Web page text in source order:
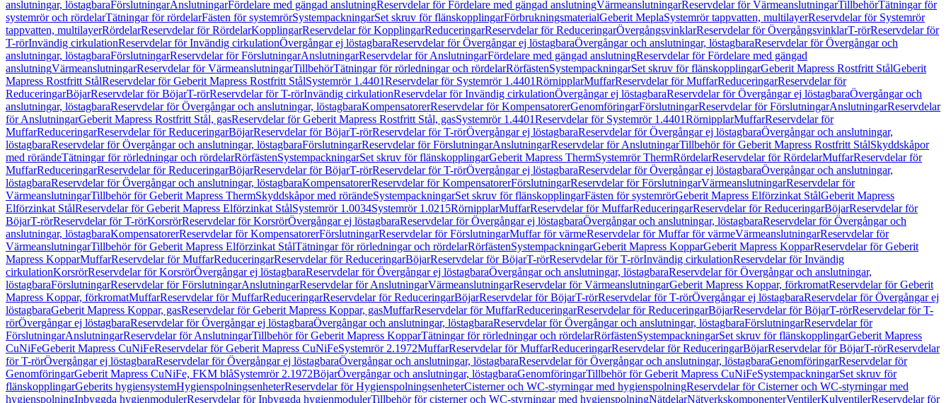
anslutningar, löstagbaraFörslutningarAnslutningarFördelare med gängad anslutningReservdelar för Fördelare med gängad anslutningVärmeanslutningarReservdelar för VärmeanslutningarTillbehörTätningar för
systemrör och rördelarTätningar för rördelarFästen för systemrörSystempackningarSet skruv för flänskopplingarFörbrukningsmaterialGeberit MeplaSystemrör tappvatten, multilayerReservdelar för Systemrör
tappvatten, multilayerRördelarReservdelar för RördelarKopplingarReservdelar för KopplingarReduceringarReservdelar för ReduceringarÖvergångsvinklarReservdelar för ÖvergångsvinklarT-rörReservdelar för
T-rörInvändig cirkulationReservdelar för Invändig cirkulationÖvergångar ej löstagbaraReservdelar för Övergångar ej löstagbaraÖvergångar och anslutningar, löstagbaraReservdelar för Övergångar och
anslutningar, löstagbaraFörslutningarReservdelar för FörslutningarAnslutningarReservdelar för AnslutningarFördelare med gängad anslutningReservdelar för Fördelare med gängad
anslutningVärmeanslutningarReservdelar för VärmeanslutningarTillbehörTätningar för rörledningar och rördelarRörfästenSystempackningarSet skruv för flänskopplingarGeberit Mapress Rostfritt StålGeberit
Mapress Rostfritt StålReservdelar för Geberit Mapress Rostfritt StålSystemrör 1.4401Reservdelar för Systemrör 1.4401RörnipplarMuffarReservdelar för MuffarReduceringarReservdelar för
ReduceringarBöjarReservdelar för BöjarT-rörReservdelar för T-rörInvändig cirkulationReservdelar för Invändig cirkulationÖvergångar ej löstagbaraReservdelar för Övergångar ej löstagbaraÖvergångar och
anslutningar, löstagbaraReservdelar för Övergångar och anslutningar, löstagbaraKompensatorerReservdelar för KompensatorerGenomföringarFörslutningarReservdelar för FörslutningarAnslutningarReservdelar
för AnslutningarGeberit Mapress Rostfritt Stål, gasReservdelar för Geberit Mapress Rostfritt Stål, gasSystemrör 1.4401Reservdelar för Systemrör 1.4401RörnipplarMuffarReservdelar för
MuffarReduceringarReservdelar för ReduceringarBöjarReservdelar för BöjarT-rörReservdelar för T-rörÖvergångar ej löstagbaraReservdelar för Övergångar ej löstagbaraÖvergångar och anslutningar,
löstagbaraReservdelar för Övergångar och anslutningar, löstagbaraFörslutningarReservdelar för FörslutningarAnslutningarReservdelar för AnslutningarTillbehör för Geberit Mapress Rostfritt StålSkyddskåpor
med rörändeTätningar för rörledningar och rördelarRörfästenSystempackningarSet skruv för flänskopplingarGeberit Mapress ThermSystemrör ThermRördelarReservdelar för RördelarMuffarReservdelar för
MuffarReduceringarReservdelar för ReduceringarBöjarReservdelar för BöjarT-rörReservdelar för T-rörÖvergångar ej löstagbaraReservdelar för Övergångar ej löstagbaraÖvergångar och anslutningar,
löstagbaraReservdelar för Övergångar och anslutningar, löstagbaraKompensatorerReservdelar för KompensatorerFörslutningarReservdelar för FörslutningarVärmeanslutningarReservdelar för
VärmeanslutningarTillbehör för Geberit Mapress ThermSkyddskåpor med rörändeSystempackningarSet skruv för flänskopplingarFästen för systemrörGeberit Mapress Elförzinkat StålGeberit Mapress
Elförzinkat StålReservdelar för Geberit Mapress Elförzinkat StålSystemrör 1.0034Systemrör 1.0215RörnipplarMuffarReservdelar för MuffarReduceringarReservdelar för ReduceringarBöjarReservdelar för
BöjarT-rörReservdelar för T-rörKorsrörReservdelar för KorsrörÖvergångar ej löstagbaraReservdelar för Övergångar ej löstagbaraÖvergångar och anslutningar, löstagbaraReservdelar för Övergångar och
anslutningar, löstagbaraKompensatorerReservdelar för KompensatorerFörslutningarReservdelar för FörslutningarMuffar för värmeReservdelar för Muffar för värmeVärmeanslutningarReservdelar för
VärmeanslutningarTillbehör för Geberit Mapress Elförzinkat StålTätningar för rörledningar och rördelarRörfästenSystempackningarGeberit Mapress KopparGeberit Mapress KopparReservdelar för Geberit
Mapress KopparMuffarReservdelar för MuffarReduceringarReservdelar för ReduceringarBöjarReservdelar för BöjarT-rörReservdelar för T-rörInvändig cirkulationReservdelar för Invändig
cirkulationKorsrörReservdelar för KorsrörÖvergångar ej löstagbaraReservdelar för Övergångar ej löstagbaraÖvergångar och anslutningar, löstagbaraReservdelar för Övergångar och anslutningar,
löstagbaraFörslutningarReservdelar för FörslutningarAnslutningarReservdelar för AnslutningarVärmeanslutningarReservdelar för VärmeanslutningarGeberit Mapress Koppar, förkromatReservdelar för Geberit
Mapress Koppar, förkromatMuffarReservdelar för MuffarReduceringarReservdelar för ReduceringarBöjarReservdelar för BöjarT-rörReservdelar för T-rörÖvergångar ej löstagbaraReservdelar för Övergångar ej
löstagbaraGeberit Mapress Koppar, gasReservdelar för Geberit Mapress Koppar, gasMuffarReservdelar för MuffarReduceringarReservdelar för ReduceringarBöjarReservdelar för BöjarT-rörReservdelar för T-
rörÖvergångar ej löstagbaraReservdelar för Övergångar ej löstagbaraÖvergångar och anslutningar, löstagbaraReservdelar för Övergångar och anslutningar, löstagbaraFörslutningarReservdelar för
FörslutningarAnslutningarReservdelar för AnslutningarTillbehör för Geberit Mapress KopparTätningar för rörledningar och rördelarRörfästenSystempackningarSet skruv för flänskopplingarGeberit Mapress
CuNiFeGeberit Mapress CuNiFeReservdelar för Geberit Mapress CuNiFeSystemrör 2.1972MuffarReservdelar för MuffarReduceringarReservdelar för ReduceringarBöjarReservdelar för BöjarT-rörReservdelar
för T-rörÖvergångar ej löstagbaraReservdelar för Övergångar ej löstagbaraÖvergångar och anslutningar, löstagbaraReservdelar för Övergångar och anslutningar, löstagbaraGenomföringarReservdelar för
GenomföringarGeberit Mapress CuNiFe, FKM blåSystemrör 2.1972BöjarÖvergångar och anslutningar, löstagbaraGenomföringarTillbehör för Geberit Mapress CuNiFeSystempackningarSet skruv för
flänskopplingarGeberits hygiensystemHygienspolningsenheterReservdelar för HygienspolningsenheterCisterner och WC-styrningar med hygienspolningReservdelar för Cisterner och WC-styrningar med
hygienspolningInbyggda hygienmodulerReservdelar för Inbyggda hygienmodulerTillbehör för cisterner och WC-styrningar med hygienspolningNätdelarNätverkskomponenterVentilerKulventilerReservdelar för